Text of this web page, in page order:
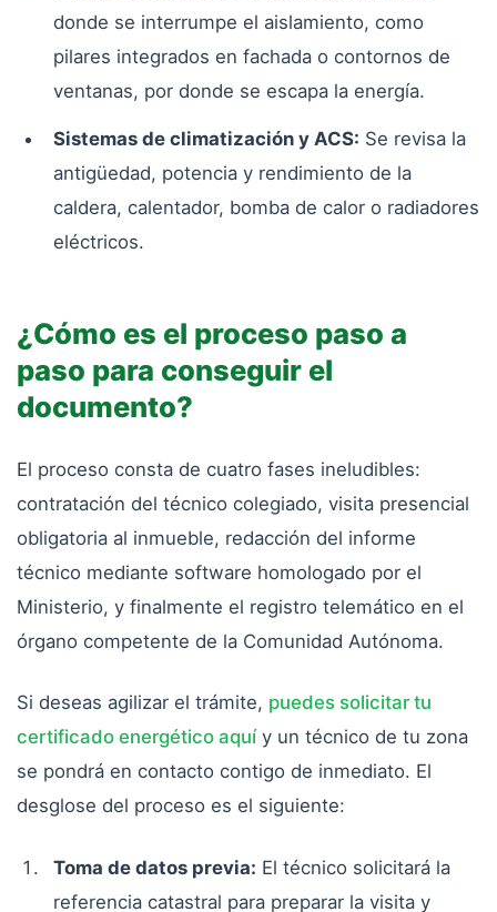
donde se interrumpe el aislamiento, como
pilares integrados en fachada o contornos de
ventanas, por donde se escapa la energía.
Sistemas de climatización y ACS: Se revisa la
antigüedad, potencia y rendimiento de la
caldera, calentador, bomba de calor o radiadores
eléctricos.
¿Cómo es el proceso paso a
paso para conseguir el
documento?
El proceso consta de cuatro fases ineludibles:
contratación del técnico colegiado, visita presencial
obligatoria al inmueble, redacción del informe
técnico mediante software homologado por el
Ministerio, y finalmente el registro telemático en el
órgano competente de la Comunidad Autónoma.
Si deseas agilizar el trámite, puedes solicitar tu
certificado energético aquíy un técnico de tu zona
se pondrá en contacto contigo de inmediato. El
desglose del proceso es el siguiente:
Toma de datos previa: El técnico solicitará la
referencia catastral para preparar la visita y